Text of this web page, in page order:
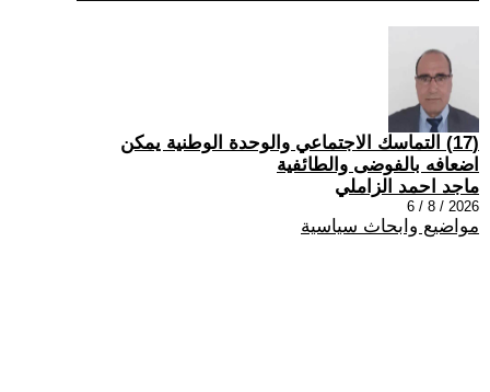
(17) التماسك الاجتماعي والوحدة الوطنية يمكن
اضعافه بالفوضى والطائفية
ماجد احمد الزاملي
2026 / 8 / 6
مواضيع وابحاث سياسية